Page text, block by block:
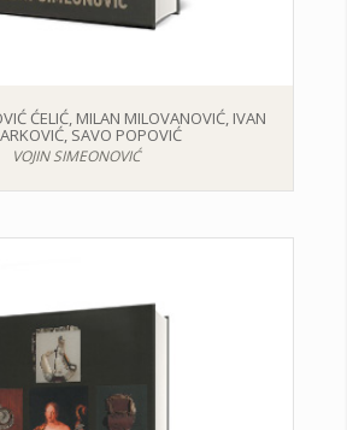
ĆELIĆ, MILAN MILOVANOVIĆ, IVAN
SAVO POPOVIĆ
VOJIN SIMEONOVIĆ